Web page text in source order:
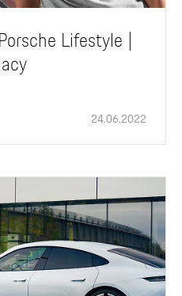
Lifestyle |
24.06.2022